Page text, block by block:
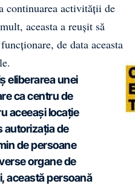
continuarea activității de
aceasta a reușit să
de data aceasta
eliberarea unei
ca centru de
aceeași locație
autorizația de
de persoane
organe de
această persoană